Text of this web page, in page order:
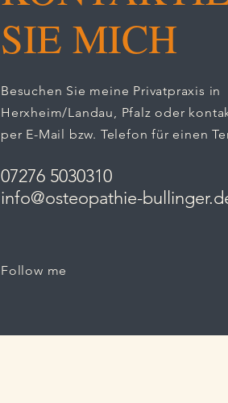
Kreismusikschule Südliche
Weinstraße
SIE MICH
Besuchen Sie meine Privatpraxis in
Herxheim/Landau, Pfalz oder
per E-Mail bzw. Telefon für einen
07276 5030310
info@osteopathie-
Follow me